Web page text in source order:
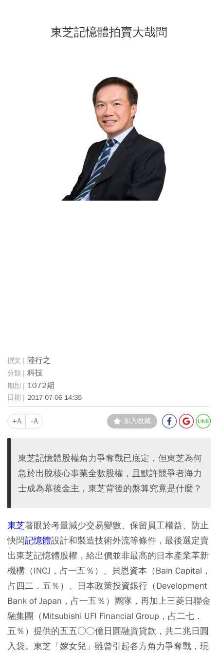
東芝記憶體拍賣大哉問
陸行之
科技
1072期
2017-07-06 14:35
+A -A 加入收藏
東芝記憶體股權角力爭奪戰已底定，但東芝為何
急於出脫核心事業全數股權，且默許競爭者海力
士成為幕後金主，東芝背後的盤算究竟是什麼？
東芝著眼於考量減少交易變數、保留員工權益、防止
快閃記憶體設計和製造技術外流等條件，最後選定賣
出東芝記憶體股權，給出價並非最高的日本產業革新
機構（INCJ，占一五％）、貝恩資本（Bain Capital，
占四二．五％）、日本政策投資銀行（Development
Bank of Japan，占一五％）團隊，再加上三菱日聯金
融集團（Mitsubishi UFI Financial Group，占二七．
五％）提供的五五○○億日圓融資貸款，共二兆日圓
入袋。東芝「嫁女兒」雖曾引起各方角力爭奪戰，現